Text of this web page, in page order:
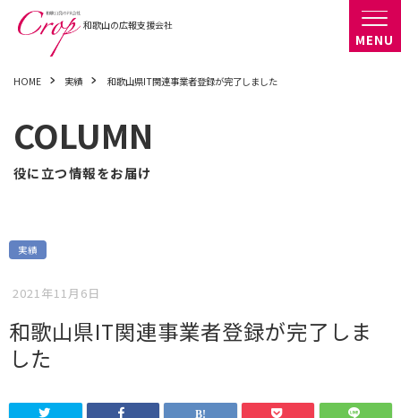
HOME 実績 和歌山県IT関連事業者登録が完了しました
COLUMN
役に立つ情報をお届け
実績
2021年11月6日
和歌山県IT関連事業者登録が完了しま
した